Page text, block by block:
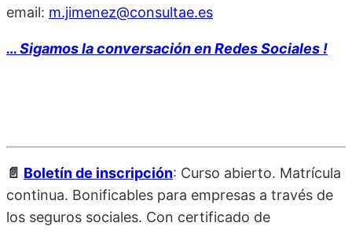
email: m.jimenez@consultae.es
… Sigamos la conversación en Redes Sociales !
📄 Boletín de inscripción: Curso abierto. Matrícula
continua. Bonificables para empresas a través de
los seguros sociales. Con certificado de